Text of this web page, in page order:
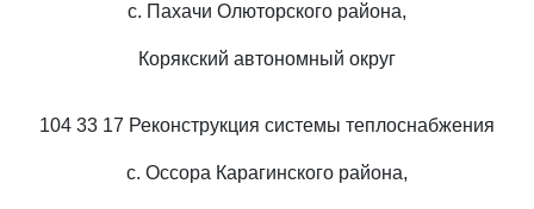
с. Пахачи Олюторского района,
Корякский автономный округ
104 33 17 Реконструкция системы теплоснабжения
с. Оссора Карагинского района,